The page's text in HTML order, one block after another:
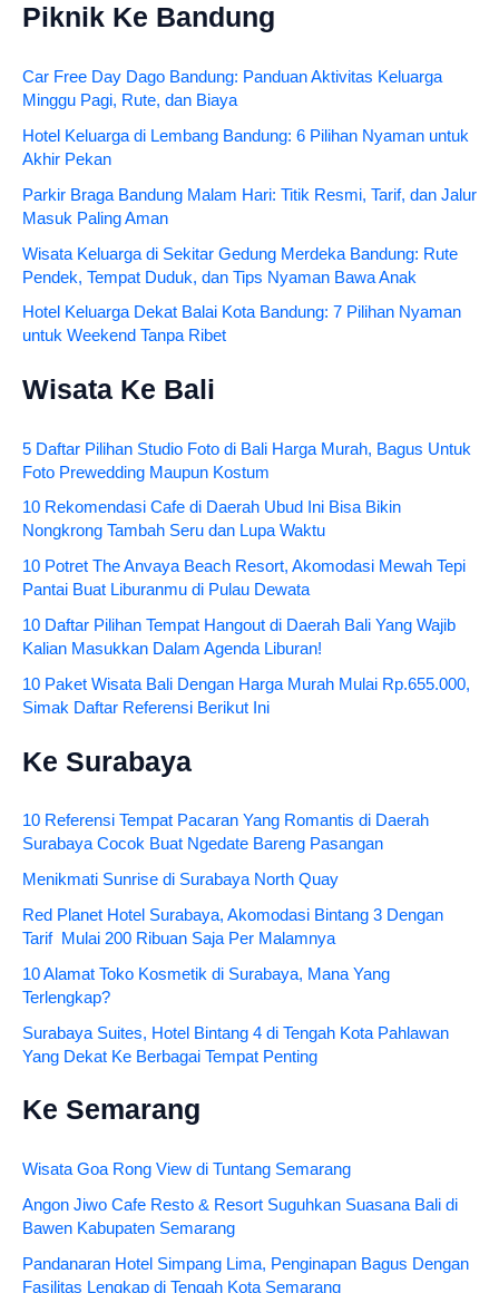
Piknik Ke Bandung
Car Free Day Dago Bandung: Panduan Aktivitas Keluarga
Minggu Pagi, Rute, dan Biaya
Hotel Keluarga di Lembang Bandung: 6 Pilihan Nyaman untuk
Akhir Pekan
Parkir Braga Bandung Malam Hari: Titik Resmi, Tarif, dan Jalur
Masuk Paling Aman
Wisata Keluarga di Sekitar Gedung Merdeka Bandung: Rute
Pendek, Tempat Duduk, dan Tips Nyaman Bawa Anak
Hotel Keluarga Dekat Balai Kota Bandung: 7 Pilihan Nyaman
untuk Weekend Tanpa Ribet
Wisata Ke Bali
5 Daftar Pilihan Studio Foto di Bali Harga Murah, Bagus Untuk
Foto Prewedding Maupun Kostum
10 Rekomendasi Cafe di Daerah Ubud Ini Bisa Bikin
Nongkrong Tambah Seru dan Lupa Waktu
10 Potret The Anvaya Beach Resort, Akomodasi Mewah Tepi
Pantai Buat Liburanmu di Pulau Dewata
10 Daftar Pilihan Tempat Hangout di Daerah Bali Yang Wajib
Kalian Masukkan Dalam Agenda Liburan!
10 Paket Wisata Bali Dengan Harga Murah Mulai Rp.655.000,
Simak Daftar Referensi Berikut Ini
Ke Surabaya
10 Referensi Tempat Pacaran Yang Romantis di Daerah
Surabaya Cocok Buat Ngedate Bareng Pasangan
Menikmati Sunrise di Surabaya North Quay
Red Planet Hotel Surabaya, Akomodasi Bintang 3 Dengan
Tarif Mulai 200 Ribuan Saja Per Malamnya
10 Alamat Toko Kosmetik di Surabaya, Mana Yang
Terlengkap?
Surabaya Suites, Hotel Bintang 4 di Tengah Kota Pahlawan
Yang Dekat Ke Berbagai Tempat Penting
Ke Semarang
Wisata Goa Rong View di Tuntang Semarang
Angon Jiwo Cafe Resto & Resort Suguhkan Suasana Bali di
Bawen Kabupaten Semarang
Pandanaran Hotel Simpang Lima, Penginapan Bagus Dengan
Fasilitas Lengkap di Tengah Kota Semarang